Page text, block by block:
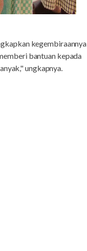
kegembiraannya
bantuan kepada
ungkapnya.